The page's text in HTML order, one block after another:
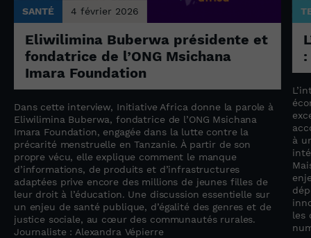
SANTÉ 4 février 2026
Eliwilimina Buberwa présidente et
fondatrice de l’ONG Msichana
Imara Foundation
Dans cette interview, Initiative Africa donne la parole à
Eliwilimina Buberwa, fondatrice de l’ONG Msichana
Imara Foundation, engagée dans la lutte contre la
précarité menstruelle en Tanzanie. À partir de son
propre vécu, elle explique comment le manque
d’informations, de produits et d’infrastructures
adaptées prive encore des millions de jeunes filles de
leur droit à l’éducation. Une discussion essentielle sur
un enjeu de santé publique, d’égalité des genres et de
justice sociale, au cœur des communautés rurales.
Journaliste : Alexandra Vépierre
à
les